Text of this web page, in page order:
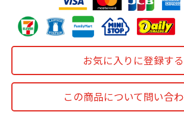
お気に入りに登録する
この商品について問い合